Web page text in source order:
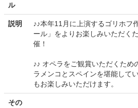
ル
説明
♪♪本年11月に上演するゴリホフ
ール」をよりお楽しみいただく
催！
♪♪ オペラをご観賞いただくため
ラメンコとスペインを堪能して
もお楽しみいただけます。
その